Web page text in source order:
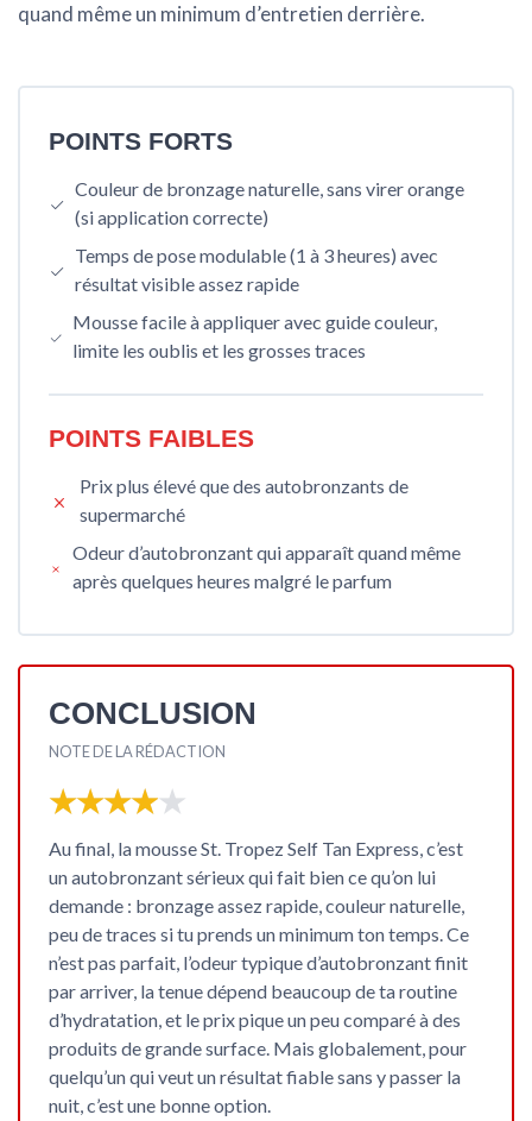
quand même un minimum d’entretien derrière.
POINTS FORTS
Couleur de bronzage naturelle, sans virer orange
(si application correcte)
Temps de pose modulable (1 à 3 heures) avec
résultat visible assez rapide
Mousse facile à appliquer avec guide couleur,
limite les oublis et les grosses traces
POINTS FAIBLES
Prix plus élevé que des autobronzants de
supermarché
Odeur d’autobronzant qui apparaît quand même
après quelques heures malgré le parfum
CONCLUSION
NOTE DE LA RÉDACTION
★★★★★
★★★★★
Au final, la mousse St. Tropez Self Tan Express, c’est
unautobronzant sérieuxqui fait bien ce qu’on lui
demande : bronzage assez rapide, couleur naturelle,
peu de traces si tu prends un minimum ton temps. Ce
n’est pas parfait, l’odeur typique d’autobronzant finit
par arriver, la tenue dépend beaucoup de ta routine
d’hydratation, et le prix pique un peu comparé à des
produits de grande surface. Mais globalement, pour
quelqu’un qui veut un résultat fiable sans y passer la
nuit, c’est une bonne option.